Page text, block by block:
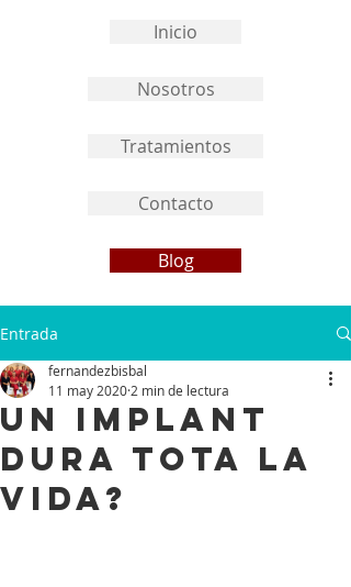
Inicio
Nosotros
Tratamientos
Contacto
Blog
Entrada
Un implant
dura tota la
vida?
fernandezbisbal
11 may 2020 2 min de lectura